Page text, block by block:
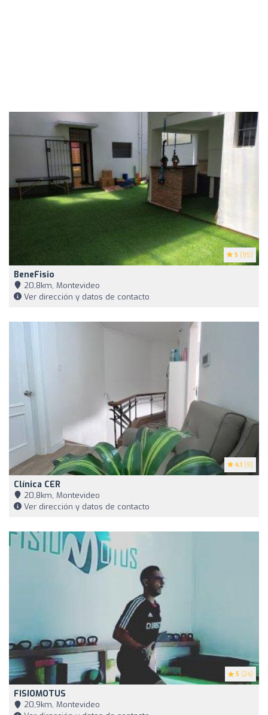
5 (95)
BeneFisio
20,8km, Montevideo
Ver dirección y datos de contacto
4.1 (9)
Clínica CER
20,8km, Montevideo
Ver dirección y datos de contacto
5 (24)
FISIOMOTUS
20,9km, Montevideo